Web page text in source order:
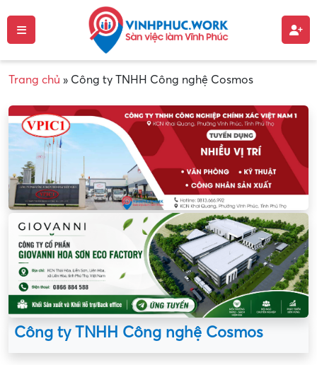
Trang chủ » Công ty TNHH Công nghệ Cosmos
Công ty TNHH Công nghệ Cosmos